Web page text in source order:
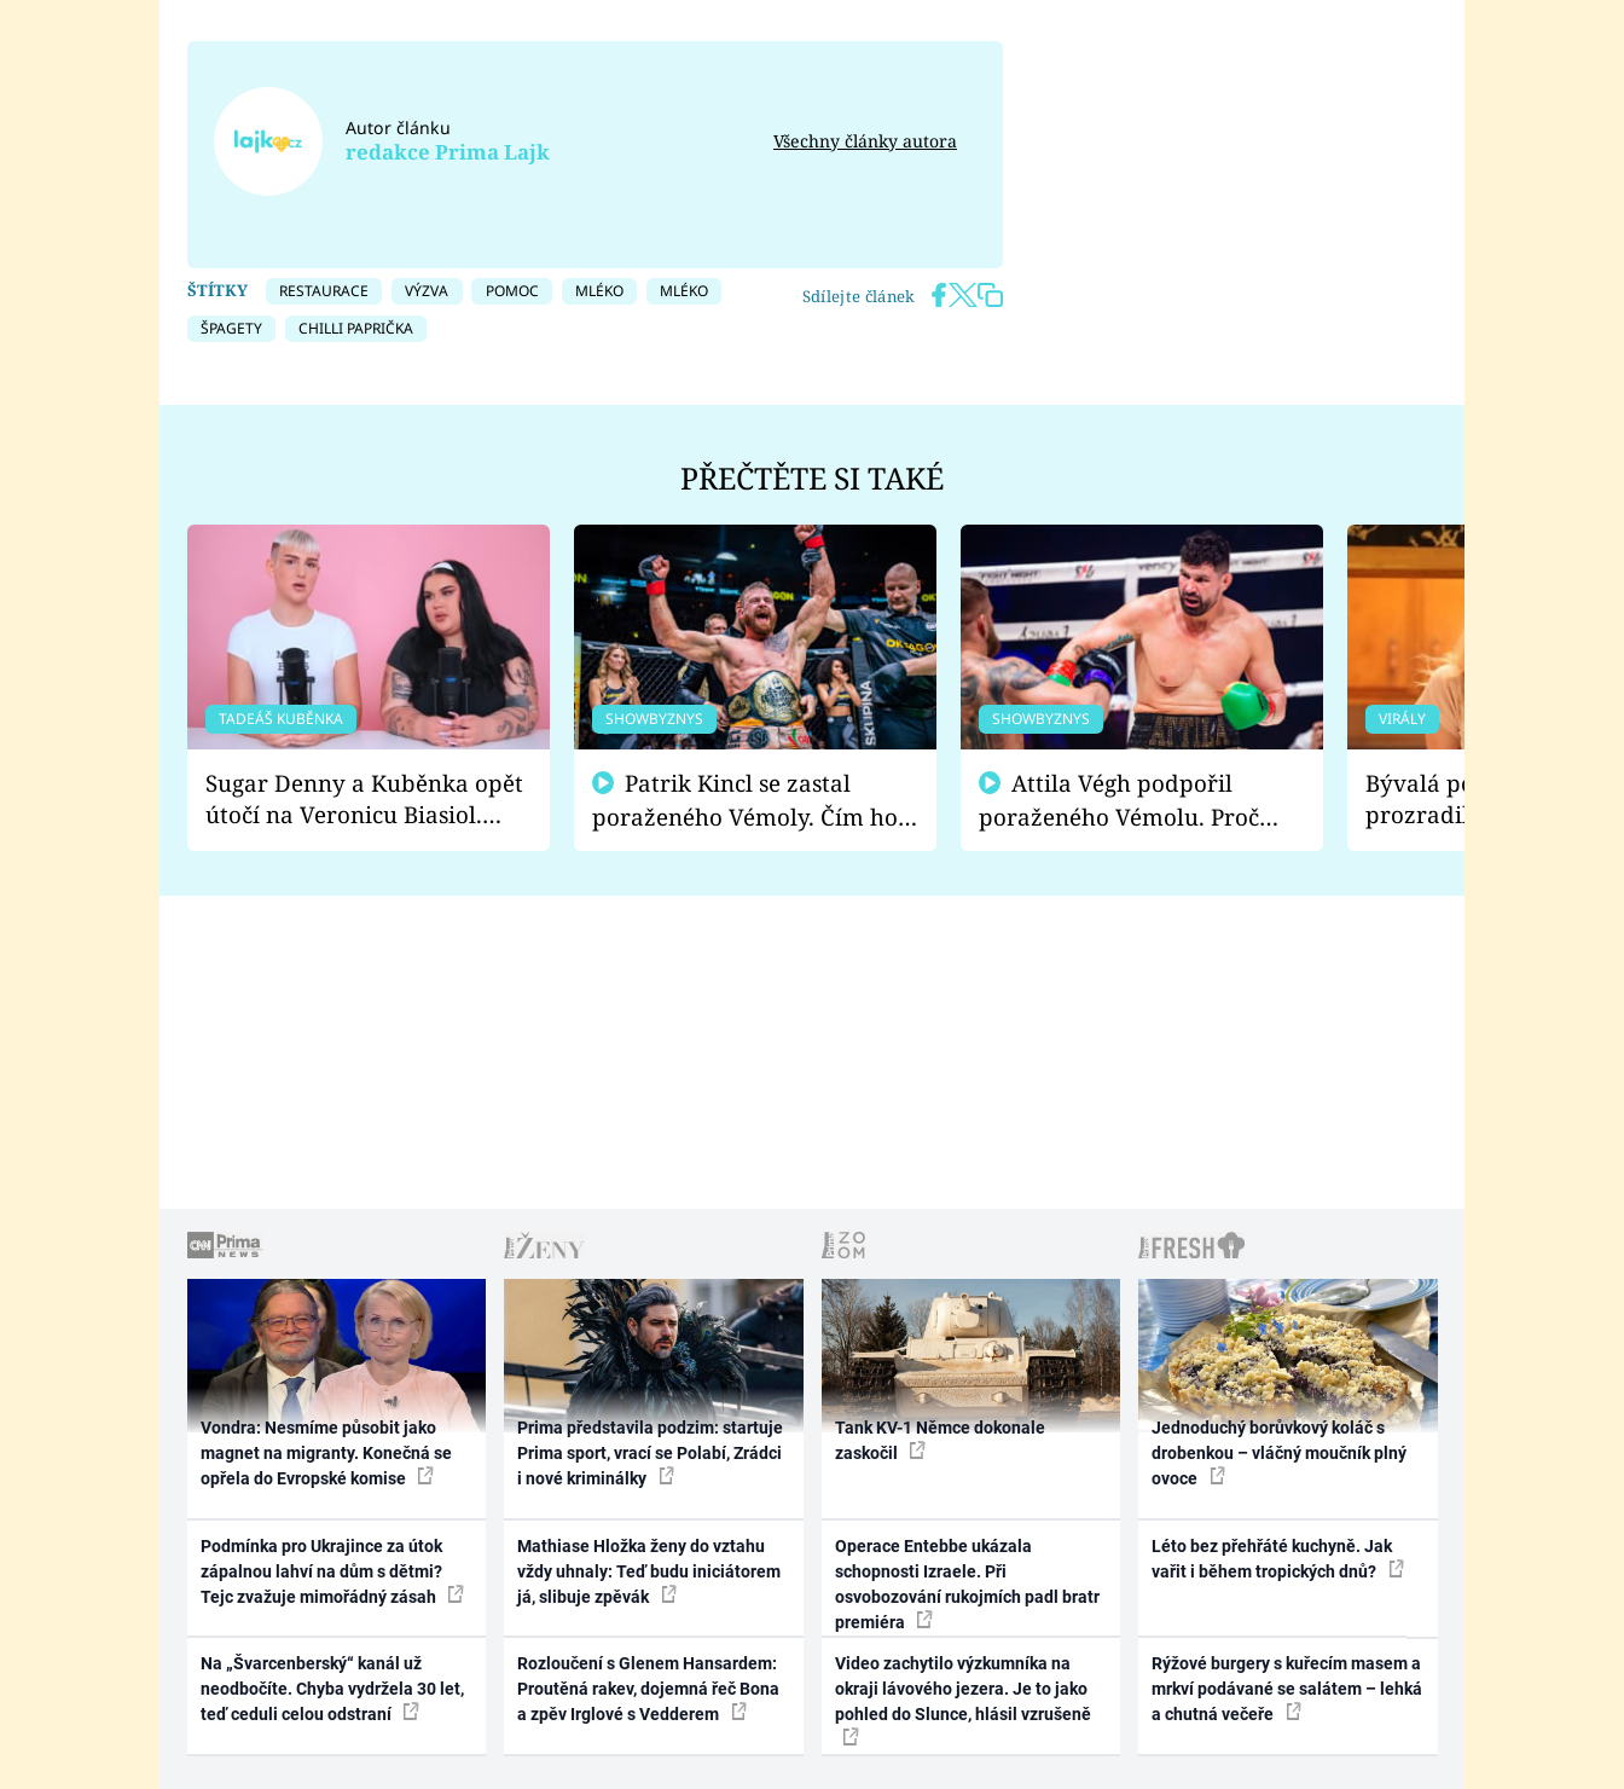
Autor článku
redakce Prima Lajk Všechny články autora
Sdílejte článek
ŠTÍTKY RESTAURACE VÝZVA POMOC MLÉKO
MLÉKO
ŠPAGETY
CHILLI PAPRIČKA
PŘEČTĚTE SI TAKÉ
TADEÁŠ KUBĚNKA
Sugar Denny a Kuběnka opět
útočí na Veronicu Biasiol.
Proč je podle nich falešná a
SHOWBYZNYS
poraženého Vémoly. Čím ho
fanoušci naštvali?
SHOWBYZNYS
poraženého Vémolu. Proč
chce raději zápasit s ním než
VIRÁLY
Bývalá pornoherečka
prozradila, co ji
natáčení Euforie.
Vondra: Nesmíme působit jako
magnet na migranty. Konečná se
opřela do Evropské komise
Podmínka pro Ukrajince za útok
zápalnou lahví na dům s dětmi?
Tejc zvažuje mimořádný zásah
Na „Švarcenberský“ kanál už
neodbočíte. Chyba vydržela 30 let,
teď ceduli celou odstraní
Prima představila podzim: startuje
Prima sport, vrací se Polabí, Zrádci
i nové kriminálky
Mathiase Hložka ženy do vztahu
vždy uhnaly: Teď budu iniciátorem
já, slibuje zpěvák
Rozloučení s Glenem Hansardem:
Proutěná rakev, dojemná řeč Bona
a zpěv Irglové s Vedderem
Tank KV-1 Němce dokonale
zaskočil
Operace Entebbe ukázala
schopnosti Izraele. Při
osvobozování rukojmích padl bratr
premiéra
Video zachytilo výzkumníka na
okraji lávového jezera. Je to jako
pohled do Slunce, hlásil vzrušeně
Jednoduchý borůvkový koláč s
drobenkou – vláčný moučník plný
ovoce
Léto bez přehřáté kuchyně. Jak
vařit i během tropických dnů?
Rýžové burgery s kuřecím masem a
mrkví podávané se salátem – lehká
a chutná večeře